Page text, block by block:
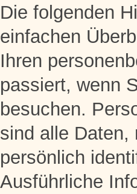
Die folgenden
einfachen
Ihren
passiert, wenn
besuchen.
sind alle Daten,
persönlich
Ausführliche